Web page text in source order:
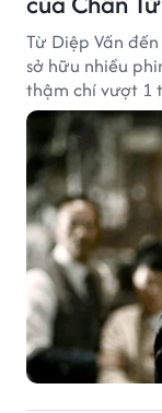
Từ Diệp Vấn
sở hữu nhiều
thậm chí vượt 1